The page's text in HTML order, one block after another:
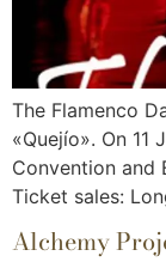
The Flamenco
«Quejío». On
Convention and
Ticket sales:
Alchemy